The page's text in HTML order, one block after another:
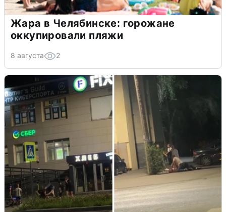
Жара в Челябинске: горожане
оккупировали пляжи
8 августа 2